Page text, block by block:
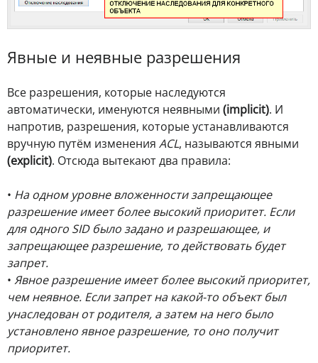
Явные и неявные разрешения
Все разрешения, которые наследуются
автоматически, именуются неявными (implicit). И
напротив, разрешения, которые устанавливаются
вручную путём изменения ACL, называются явными
(explicit). Отсюда вытекают два правила:
• На одном уровне вложенности запрещающее
разрешение имеет более высокий приоритет. Если
для одного SID было задано и разрешающее, и
запрещающее разрешение, то действовать будет
запрет.
• Явное разрешение имеет более высокий приоритет,
чем неявное. Если запрет на какой-то объект был
унаследован от родителя, а затем на него было
установлено явное разрешение, то оно получит
приоритет.